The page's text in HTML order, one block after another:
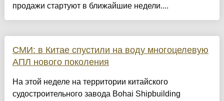
продажи стартуют в ближайшие недели....
СМИ: в Китае спустили на воду многоцелевую
АПЛ нового поколения
На этой неделе на территории китайского
судостроительного завода Bohai Shipbuilding